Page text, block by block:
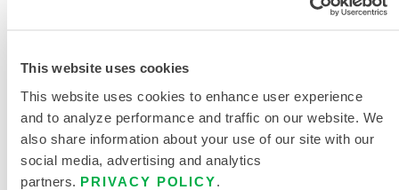
This website uses cookies
This website uses cookies to enhance user experience
and to analyze performance and traffic on our website. We
also share information about your use of our site with our
social media, advertising and analytics
partners. PRIVACY POLICY
CLEANMAX® FABRICACIÓN LIMPIA NO
ELÁSTICOS